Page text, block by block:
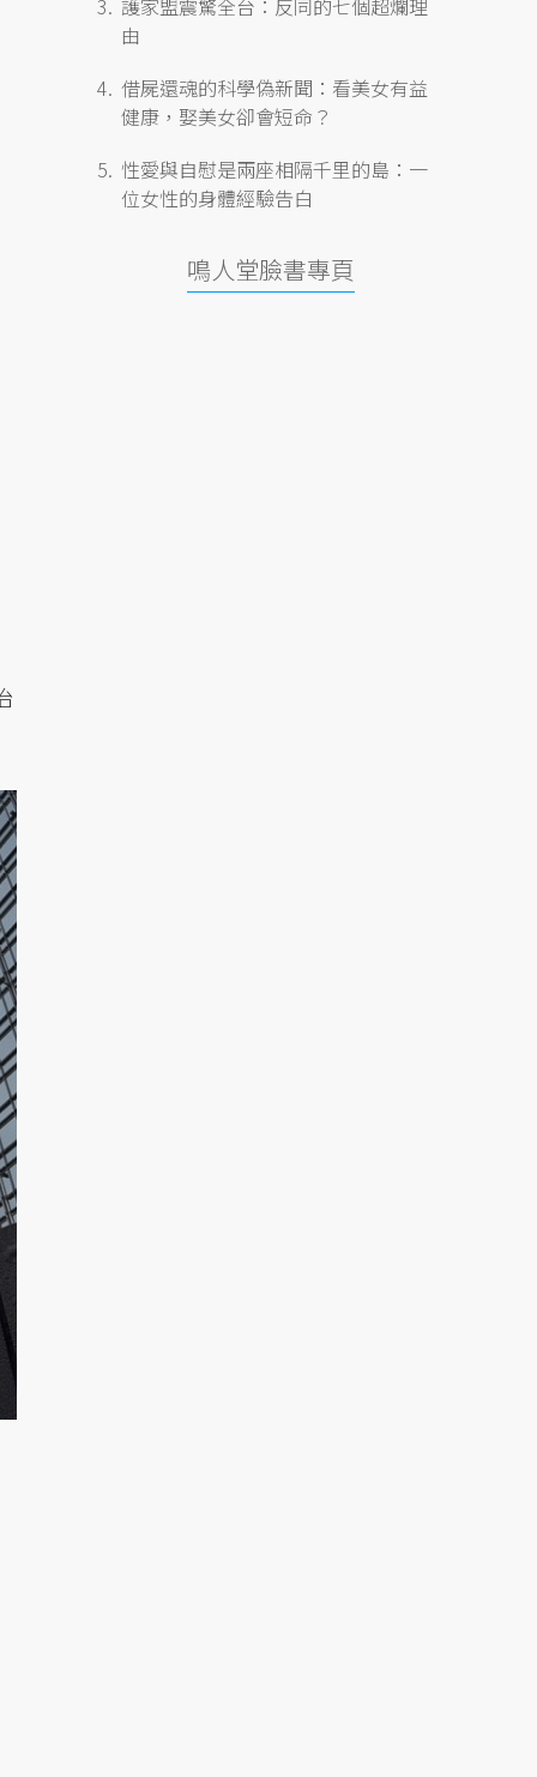
由
借屍還魂的科學偽新聞：看美女有益
健康，娶美女卻會短命？
性愛與自慰是兩座相隔千里的島：一
位女性的身體經驗告白
鳴人堂臉書專頁